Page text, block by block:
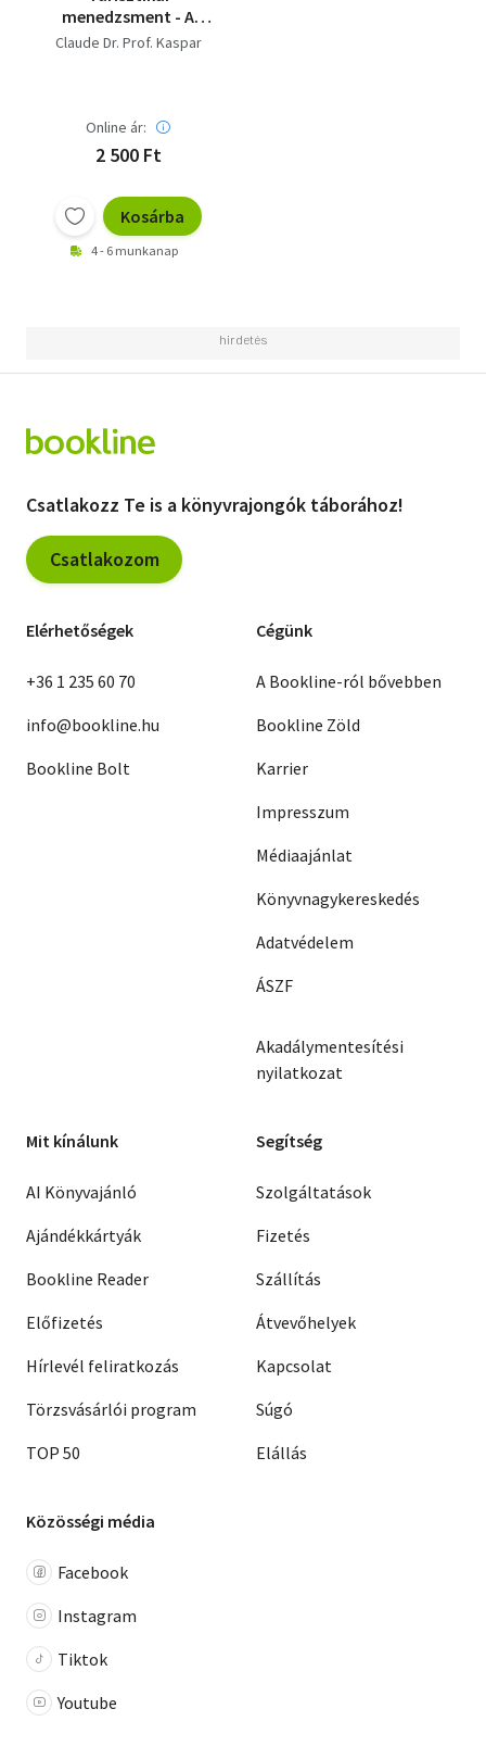
menedzsment - A
turizmus kérdései
Claude Dr. Prof. Kaspar
Online ár:
2 500 Ft
Kosárba
4 - 6 munkanap
Csatlakozz Te is a könyvrajongók táborához!
Csatlakozom
Elérhetőségek
+36 1 235 60 70
info@bookline.hu
Bookline Bolt
Cégünk
A Bookline-ról bővebben
Bookline Zöld
Karrier
Impresszum
Médiaajánlat
Könyvnagykereskedés
Adatvédelem
ÁSZF
Akadálymentesítési
nyilatkozat
Mit kínálunk
AI Könyvajánló
Ajándékkártyák
Bookline Reader
Előfizetés
Hírlevél feliratkozás
Törzsvásárlói program
TOP 50
Segítség
Szolgáltatások
Fizetés
Szállítás
Átvevőhelyek
Kapcsolat
Súgó
Elállás
Közösségi média
Facebook
Instagram
Tiktok
Youtube